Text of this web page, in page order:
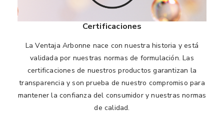
Certificaciones
La Ventaja Arbonne nace con nuestra historia y está
validada por nuestras normas de formulación. Las
certificaciones de nuestros productos garantizan la
transparencia y son prueba de nuestro compromiso para
mantener la confianza del consumidor y nuestras normas
de calidad.